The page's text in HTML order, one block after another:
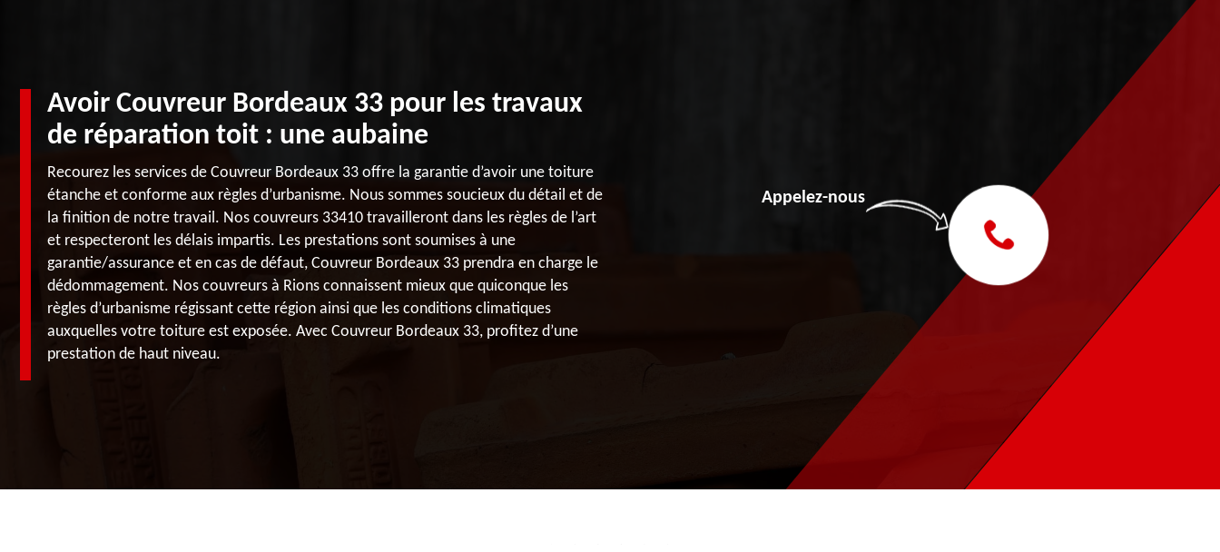
Avoir Couvreur Bordeaux 33 pour les travaux
de réparation toit : une aubaine
Recourez les services de Couvreur Bordeaux 33 offre la garantie d’avoir une toiture
étanche et conforme aux règles d’urbanisme. Nous sommes soucieux du détail et de
la finition de notre travail. Nos couvreurs 33410 travailleront dans les règles de l’art
et respecteront les délais impartis. Les prestations sont soumises à une
garantie/assurance et en cas de défaut, Couvreur Bordeaux 33 prendra en charge le
dédommagement. Nos couvreurs à Rions connaissent mieux que quiconque les
règles d’urbanisme régissant cette région ainsi que les conditions climatiques
auxquelles votre toiture est exposée. Avec Couvreur Bordeaux 33, profitez d’une
prestation de haut niveau.
Appelez-nous